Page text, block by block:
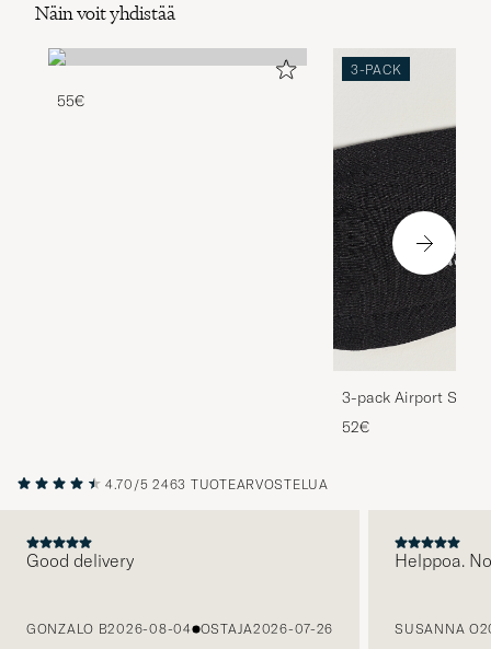
Näin voit yhdistää
55€
3-PACK
3-pack Airport
Melange
52€
4.70/5 2463 TUOTEARVOSTELUA
Good delivery
GONZALO B2026-08-04 OSTAJA2026-07-26
Helppoa.
SUSANNA O